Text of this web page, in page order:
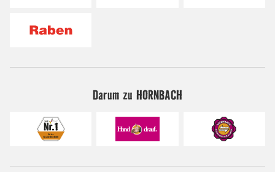
Darum zu HORNBACH